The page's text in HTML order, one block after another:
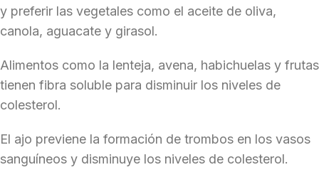
y preferir las vegetales como el aceite de oliva,
canola, aguacate y girasol.
Alimentos como la lenteja, avena, habichuelas y frutas
tienen fibra soluble para disminuir los niveles de
colesterol.
El ajo previene la formación de trombos en los vasos
sanguíneos y disminuye los niveles de colesterol.